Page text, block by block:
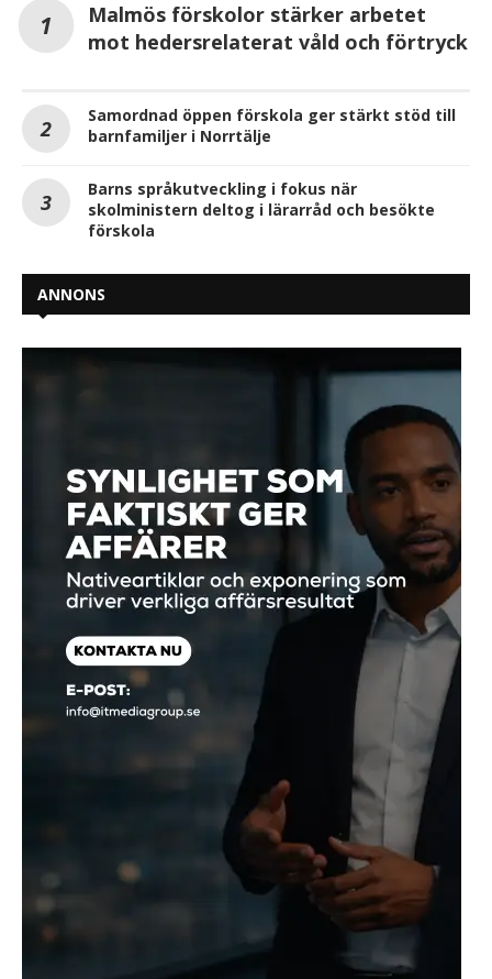
Malmös förskolor stärker arbetet
mot hedersrelaterat våld och förtryck
Samordnad öppen förskola ger stärkt stöd till
barnfamiljer i Norrtälje
Barns språkutveckling i fokus när
skolministern deltog i lärarråd och besökte
förskola
ANNONS